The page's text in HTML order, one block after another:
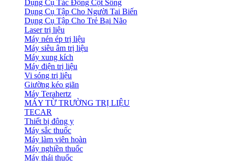
Dụng Cụ Tác Động Cột Sống
Dụng Cụ Tập Cho Người Tai Biến
Dụng Cụ Tập Cho Trẻ Bại Não
Laser trị liệu
Máy nén ép trị liệu
Máy siêu âm trị liệu
Máy xung kích
Máy điện trị liệu
Vi sóng trị liệu
Giường kéo giãn
Máy Terahertz
MÁY TỪ TRƯỜNG TRỊ LIỆU
TECAR
Thiết bị đông y
Máy sắc thuốc
Máy làm viên hoàn
Máy nghiền thuốc
Máy thái thuốc